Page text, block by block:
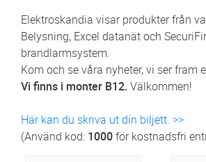
Elektroskandia visar produkter från
Belysning, Excel datanät och
brandlarmsystem.
Kom och se våra nyheter, vi ser fram
Vi finns i monter B12.Välkommen!
Här kan du skriva ut din biljett. >>
(Använd kod: 1000för kostnadsfri